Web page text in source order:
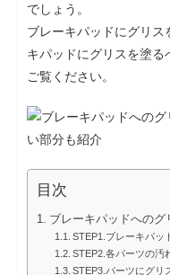
でしょう。
ブレーキパッドにグリ
キパッドにグリスを塗
ご覧ください。
目次
ブレーキパッドへの
STEP1.ブレーキパッ
STEP2.各パーツの汚
STEP3.パーツにグリ